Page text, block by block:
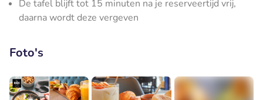
De tafel blijft tot 15 minuten na je reserveertijd vrij,
daarna wordt deze vergeven
Foto's